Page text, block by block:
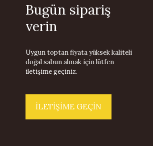
Bugün sipariş
verin
Uygun toptan fiyata yüksek kaliteli
doğal sabun almak için lütfen
iletişime geçiniz.
İLETİŞİME GEÇİN